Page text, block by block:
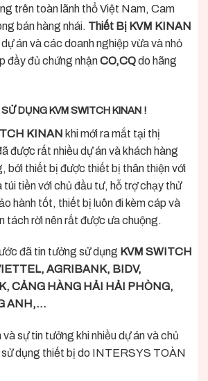
trên toàn lãnh thổ Việt Nam, Cam
bán hàng nhái. Thiết Bị KVM KINAN
án và các doanh nghiệp vừa và nhỏ
đầy đủ chứng nhậnCO,CQdo hãng
DỤNG KVM SWITCH KINAN !
KINAN khi mới ra mắt tại thị
được rất nhiều dự án và khách hàng
bởi thiết bị được thiết bị thân thiện với
túi tiền với chủ đầu tư, hỗ trợ chạy thử
hành tốt, thiết bị luôn đi kèm cáp và
tách rời nên rất được ưa chuộng.
đã tin tưởng sử dụng KVM SWITCH
AGRIBANK, BIDV,
CẢNG HÀNG HẢI HẢI PHÒNG,
ANH,…
sự tin tưởng khi nhiều dự án và chủ
sử dụng thiết bị do INTERSYS TOÀN